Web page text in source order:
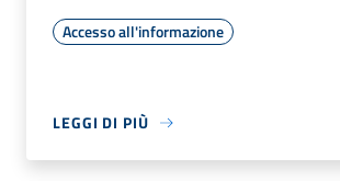
Accesso all'informazione
LEGGI DI PIÙ